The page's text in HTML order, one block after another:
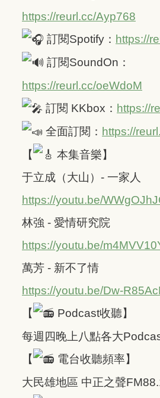
https://reurl.cc/Ayp768
訂閱Spotify： https://
訂閱SoundOn：
https://reurl.cc/oeWdoM
訂閱 KKbox： https://
全面訂閱： https://
【
本集音樂】
于立成（大山）- 一家人
https://youtu.be/
林強 - 愛情研究院
https://youtu.be/
萬芳 - 新不了情
https://youtu.be/Dw-
【
Podcast收聽】
每週四晚上八點各大
【
電台收聽頻率】
大民雄地區 中正之聲